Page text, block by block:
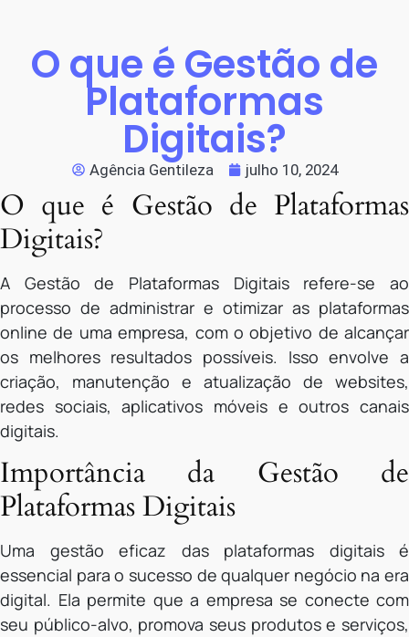
O que é Gestão de
Plataformas
Digitais?
Agência Gentileza julho 10, 2024
O que é Gestão de Plataformas
Digitais?
A Gestão de Plataformas Digitais refere-se ao
processo de administrar e otimizar as plataformas
online de uma empresa, com o objetivo de alcançar
os melhores resultados possíveis. Isso envolve a
criação, manutenção e atualização de websites,
redes sociais, aplicativos móveis e outros canais
digitais.
Importância da Gestão de
Plataformas Digitais
Uma gestão eficaz das plataformas digitais é
essencial para o sucesso de qualquer negócio na era
digital. Ela permite que a empresa se conecte com
seu público-alvo, promova seus produtos e serviços,